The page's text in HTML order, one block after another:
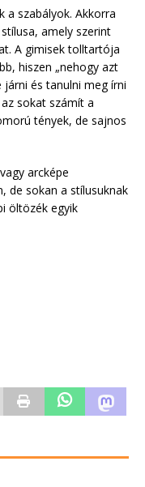
a szabályok. Akkorra
amely szerint
A gimisek tolltartója
hiszen „nehogy azt
és tanulni meg írni
sokat számít a
tények, de sajnos
arcképe
de sokan a stílusuknak
öltözék egyik